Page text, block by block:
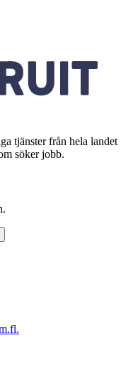
tjänster från hela landet
söker jobb.